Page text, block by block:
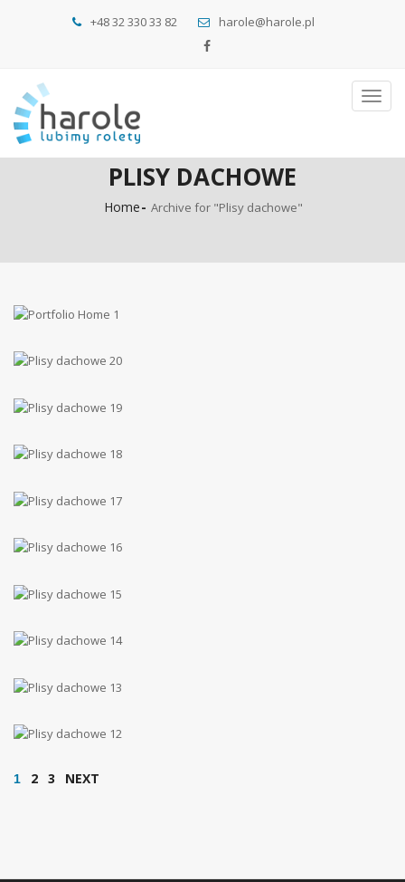
+48 32 330 33 82 harole@harole.pl
PLISY DACHOWE
Home Archive for "Plisy dachowe"
1 2 3 NEXT